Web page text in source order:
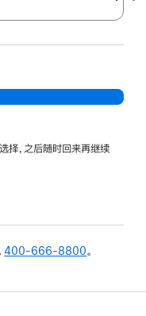
择，之后随时回来再继续
400-666-8800。